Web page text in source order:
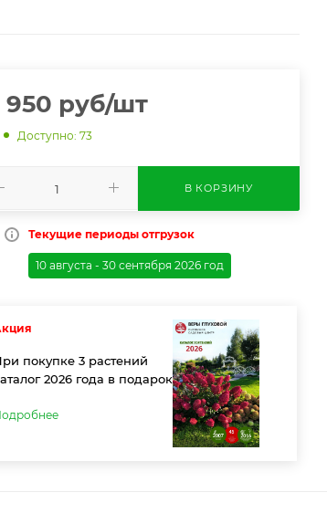
950 руб/шт
Доступно: 73
В КОРЗИНУ
Текущие периоды отгрузок
10 августа - 30 сентября 2026 год
покупке 3 растений
2026 года в подарок